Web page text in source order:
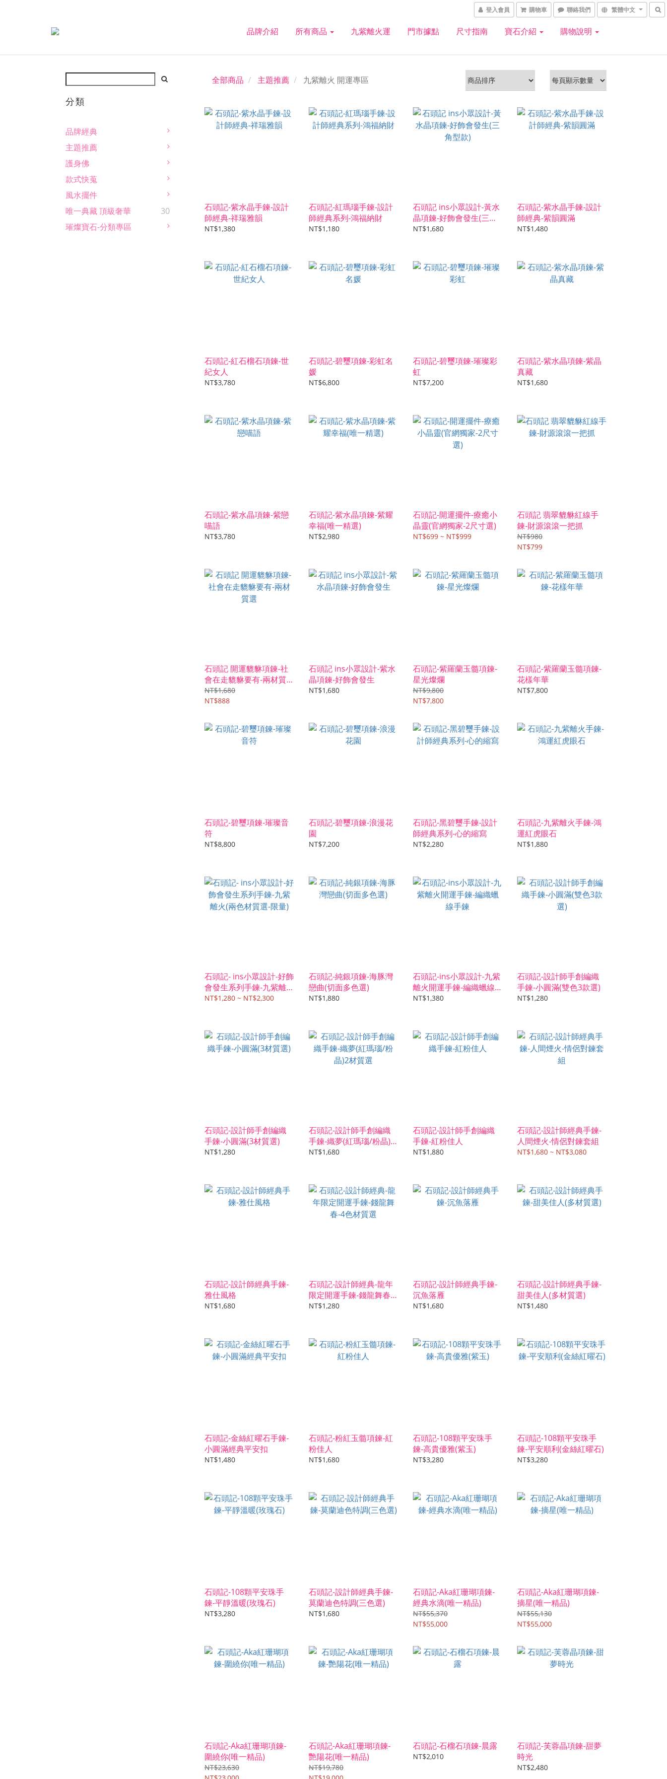
登入會員 購物車 聯絡我們 繁體中文
品牌介紹 所有商品 九紫離火運 門市據點 尺寸指南 寶石介紹 購物說明
分類
品牌經典
主題推薦
護身佛
款式快蒐
風水擺件
唯一典藏 頂級奢華
30
璀燦寶石-分類專區
全部商品 主題推薦 九紫離火 開運專區
石頭記-紫水晶手鍊-設計
師經典-祥瑞雅韻
NT$1,380
石頭記-紅瑪瑙手鍊-設計
師經典系列-鴻福納財
NT$1,180
石頭記 ins小眾設計-黃水
晶項鍊-好飾會發生(三角
型款)
NT$1,680
石頭記-紫水晶手鍊-設計
師經典-紫韻圓滿
NT$1,480
石頭記-紅石榴石項鍊-世
紀女人
NT$3,780
石頭記-碧璽項鍊-彩虹名
媛
NT$6,800
石頭記-碧璽項鍊-璀璨彩
虹
NT$7,200
石頭記-紫水晶項鍊-紫晶
真藏
NT$1,680
石頭記-紫水晶項鍊-紫戀
喵語
NT$3,780
石頭記-紫水晶項鍊-紫耀
幸福(唯一精選)
NT$2,980
石頭記-開運擺件-療癒小
晶靈(官網獨家-2尺寸選)
NT$699 ~ NT$999
石頭記 翡翠貔貅紅線手
鍊-財源滾滾一把抓
NT$980
NT$799
石頭記 開運貔貅項鍊-社
會在走貔貅要有-兩材質
選
NT$1,680
NT$888
石頭記 ins小眾設計-紫水
晶項鍊-好飾會發生
NT$1,680
石頭記-紫羅蘭玉髓項鍊-
星光燦爛
NT$9,800
NT$7,800
石頭記-紫羅蘭玉髓項鍊-
花樣年華
NT$7,800
石頭記-碧璽項鍊-璀璨音
符
NT$8,800
石頭記-碧璽項鍊-浪漫花
園
NT$7,200
石頭記-黑碧璽手鍊-設計
師經典系列-心的縮寫
NT$2,280
石頭記-九紫離火手鍊-鴻
運紅虎眼石
NT$1,880
石頭記- ins小眾設計-好飾
會發生系列手鍊-九紫離
火(兩色材質選-限量)
NT$1,280 ~ NT$2,300
石頭記-純銀項鍊-海豚灣
戀曲(切面多色選)
NT$1,880
石頭記-ins小眾設計-九紫
離火開運手鍊-編織蠟線
手鍊
NT$1,380
石頭記-設計師手創編織
手鍊-小圓滿(雙色3款選)
NT$1,280
石頭記-設計師手創編織
手鍊-小圓滿(3材質選)
NT$1,280
石頭記-設計師手創編織
手鍊-織夢(紅瑪瑙/粉晶)2
材質選
NT$1,680
石頭記-設計師手創編織
手鍊-紅粉佳人
NT$1,880
石頭記-設計師經典手鍊-
人間煙火-情侶對鍊套組
NT$1,680 ~ NT$3,080
石頭記-設計師經典手鍊-
雅仕風格
NT$1,680
石頭記-設計師經典-龍年
限定開運手鍊-錢龍舞春-4
色材質選
NT$1,280
石頭記-設計師經典手鍊-
沉魚落雁
NT$1,680
石頭記-設計師經典手鍊-
甜美佳人(多材質選)
NT$1,480
石頭記-金絲紅曜石手鍊-
小圓滿經典平安扣
NT$1,480
石頭記-粉紅玉髓項鍊-紅
粉佳人
NT$1,680
石頭記-108顆平安珠手
鍊-高貴優雅(紫玉)
NT$3,280
石頭記-108顆平安珠手
鍊-平安順利(金絲紅曜石)
NT$3,280
石頭記-108顆平安珠手
鍊-平靜溫暖(玫瑰石)
NT$3,280
石頭記-設計師經典手鍊-
莫蘭迪色特調(三色選)
NT$1,680
石頭記-Aka紅珊瑚項鍊-
經典水滴(唯一精品)
NT$55,370
NT$55,000
石頭記-Aka紅珊瑚項鍊-
摘星(唯一精品)
NT$55,130
NT$55,000
石頭記-Aka紅珊瑚項鍊-
圍繞你(唯一精品)
NT$23,630
石頭記-Aka紅珊瑚項鍊-
艷陽花(唯一精品)
NT$19,780
石頭記-石榴石項鍊-晨露
NT$2,010
石頭記-芙蓉晶項鍊-甜夢
時光
NT$2,480